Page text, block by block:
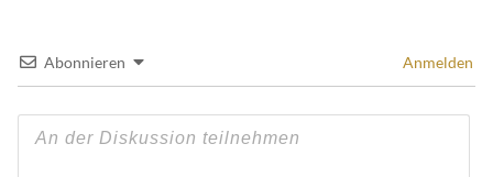
Abonnieren Anmelden